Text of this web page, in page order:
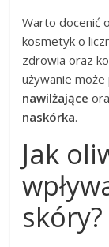
Warto docenić
kosmetyk o
zdrowia oraz
używanie
nawilżające
naskórka.
Jak
skóry?